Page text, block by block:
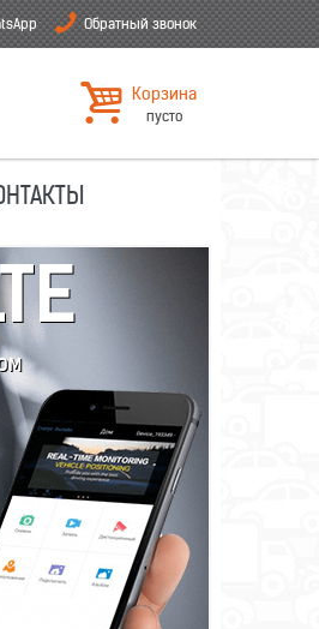
Обратный звонок
Корзина
пусто